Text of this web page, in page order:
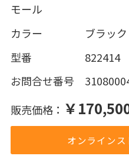
モール
カラー ブラック
型番 822414
お問合せ番号
販売価格： ￥
オンライン